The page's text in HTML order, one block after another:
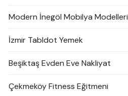
Modern İnegöl Mobilya Modelleri
İzmir Tabldot Yemek
Beşiktaş Evden Eve Nakliyat
Çekmeköy Fitness Eğitmeni